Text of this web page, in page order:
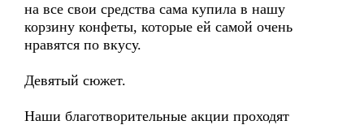
на все свои средства сама купила в нашу
корзину конфеты, которые ей самой очень
нравятся по вкусу.
Девятый сюжет.
Наши благотворительные акции проходят